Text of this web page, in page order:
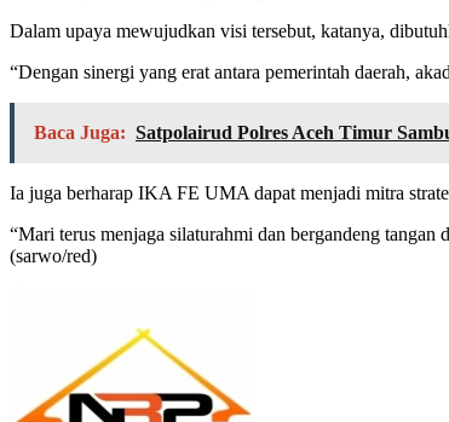
Dalam upaya mewujudkan visi tersebut, katanya,
“Dengan sinergi yang erat antara pemerintah daerah,
Baca Juga: Satpolairud Polres Aceh Timur
Ia juga berharap IKA FE UMA dapat menjadi mitra
“Mari terus menjaga silaturahmi dan bergandeng
(sarwo/red)